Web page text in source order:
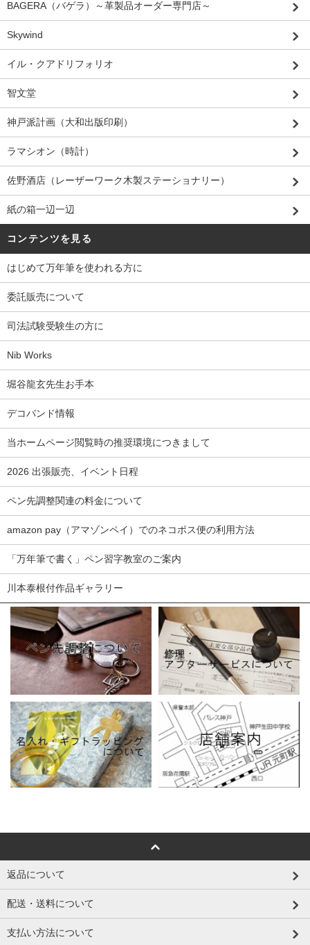
BAGERA（バゲラ）～革製品オーダー専門店～
Skywind
イル・クアドリフォリオ
智文堂
神戸派計画（大和出版印刷）
ラマシオン（時計）
佐野酒店（レーザーワーク木製ステーショナリー）
紙の箱一辺一辺
コンテンツを見る
はじめて万年筆を使われる方に
委託販売について
司法試験受験生の方に
Nib Works
堀谷龍玄先生お手本
デコバンド情報
当ホームページ閲覧時の推奨環境につきまして
2026 出張販売、イベント日程
ペン先調整関連の料金について
amazon pay（アマゾンペイ）でのネコポス便の利用方法
「万年筆で書く」ペン習字教室のご案内
川本泰根付作品ギャラリー
返品について
配送・送料について
支払い方法について